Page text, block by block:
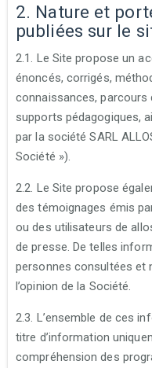
2. Nature et
publiées sur le
2.1. Le Site propose un
énoncés, corrigés,
connaissances, parcours
supports pédagogiques,
par la société SARL
Société »).
2.2. Le Site propose
des témoignages émis
ou des utilisateurs de
de presse. De telles
personnes consultées et
l’opinion de la Société.
2.3. L’ensemble de ces
titre d’information
compréhension des